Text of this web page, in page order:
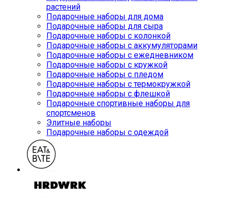
растений
Подарочные наборы для дома
Подарочные наборы для сыра
Подарочные наборы с колонкой
Подарочные наборы с аккумуляторами
Подарочные наборы с ежедневником
Подарочные наборы с кружкой
Подарочные наборы с пледом
Подарочные наборы с термокружкой
Подарочные наборы с флешкой
Подарочные спортивные наборы для
спортсменов
Элитные наборы
Подарочные наборы с одеждой